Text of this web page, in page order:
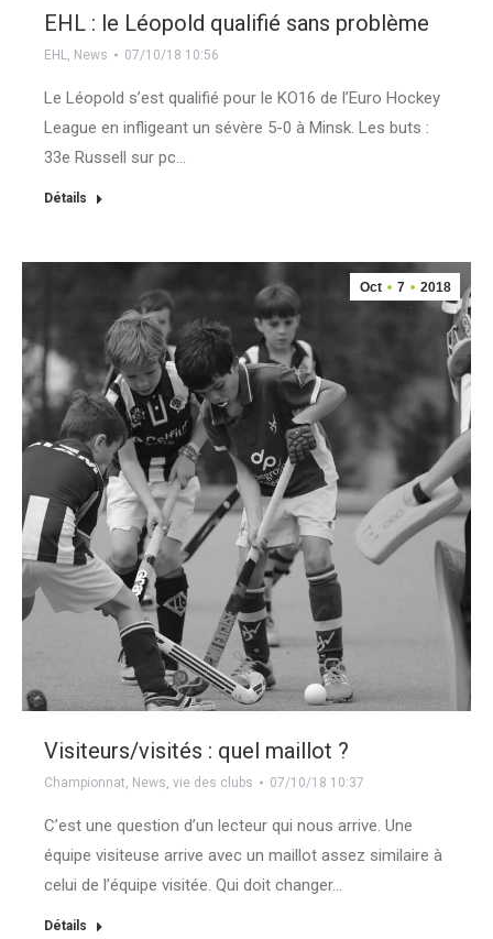
EHL : le Léopold qualifié sans problème
EHL, News 07/10/18 10:56
Le Léopold s’est qualifié pour le KO16 de l’Euro Hockey
League en infligeant un sévère 5-0 à Minsk. Les buts :
33e Russell sur pc…
Détails
Oct 7 2018
Visiteurs/visités : quel maillot ?
Championnat, News, vie des clubs 07/10/18 10:37
C’est une question d’un lecteur qui nous arrive. Une
équipe visiteuse arrive avec un maillot assez similaire à
celui de l’équipe visitée. Qui doit changer…
Détails